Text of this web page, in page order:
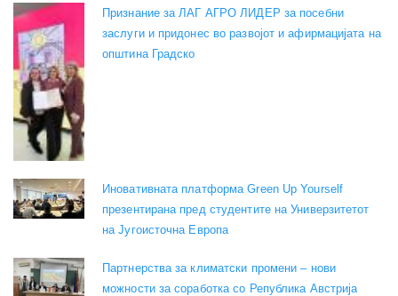
Признание за ЛАГ АГРО ЛИДЕР за посебни
заслуги и придонес во развојот и афирмацијата на
општина Градско
Иновативната платформа Green Up Yourself
презентирана пред студентите на Универзитетот
на Југоисточна Европа
Партнерства за климатски промени – нови
можности за соработка со Република Австрија